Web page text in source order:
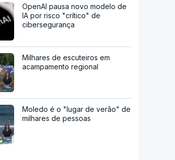
OpenAI pausa novo modelo de
IA por risco "crítico" de
cibersegurança
Milhares de escuteiros em
acampamento regional
Moledo é o "lugar de verão" de
milhares de pessoas